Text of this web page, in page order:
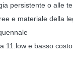
persistente o alle
e materiale della
11.low e basso